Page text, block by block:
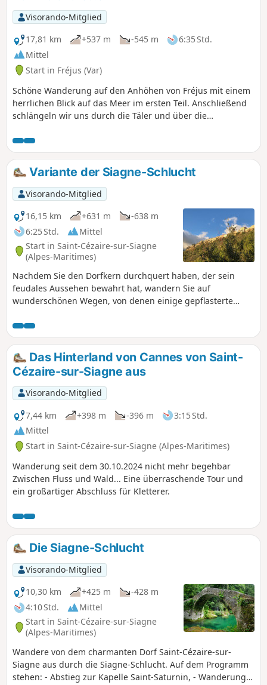
von Kiefern, Eukalyptusbäumen und
Korkeichen. Diese Wanderung sollte eher an
einem sonnigen Wintertag als im
Hochsommer unternommen werden.
Visorando-Mitglied
17,81 km
+537 m -545 m
6:35 Std.
Mittel
Start in Fréjus (Var)
Schöne Wanderung auf den Anhöhen von Fréjus mit einem
herrlichen Blick auf das Meer im ersten Teil. Anschließend
schlängeln wir uns durch die Täler und über die
Eukalyptuswälder.
Variante der Siagne-Schlucht
Visorando-Mitglied
16,15 km
+631 m
-638 m
6:25 Std.
Mittel
Start in Saint-Cézaire-sur-Siagne
(Alpes-Maritimes)
Nachdem Sie den Dorfkern durchquert haben, der sein
feudales Aussehen bewahrt hat, wandern Sie auf
wunderschönen Wegen, von denen einige gepflasterte
von Waldgebieten und geschichtsträchtigen Orten
geeignet, da zahlreiche Überreste von der intensiven
Aktivität bis zum Beginn des 20. Jahrhunderts zeugen.
Das Hinterland von Cannes von Saint-
Cézaire-sur-Siagne aus
Visorando-Mitglied
7,44 km
+398 m -396 m
3:15 Std.
Mittel
Start in Saint-Cézaire-sur-Siagne (Alpes-Maritimes)
Wanderung seit dem 30.10.2024 nicht mehr begehbar
Zwischen Fluss und Wald... Eine überraschende Tour und
ein großartiger Abschluss für Kletterer.
Die Siagne-Schlucht
Visorando-Mitglied
10,30 km
+425 m
-428 m
4:10 Std.
Mittel
Start in Saint-Cézaire-sur-Siagne
(Alpes-Maritimes)
Wandere von dem charmanten Dorf Saint-Cézaire-sur-
Siagne aus durch die Siagne-Schlucht. Auf dem Programm
stehen: - Abstieg zur Kapelle Saint-Saturnin, - Wanderung